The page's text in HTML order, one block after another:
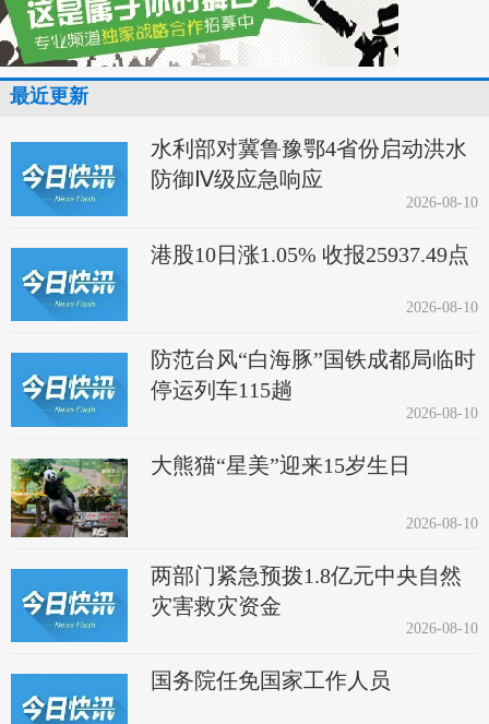
最近更新
水利部对冀鲁豫鄂4省份启动洪水
防御Ⅳ级应急响应
2026-08-10
港股10日涨1.05% 收报25937.49点
2026-08-10
防范台风“白海豚”国铁成都局临时
停运列车115趟
2026-08-10
大熊猫“星美”迎来15岁生日
2026-08-10
两部门紧急预拨1.8亿元中央自然
灾害救灾资金
2026-08-10
国务院任免国家工作人员